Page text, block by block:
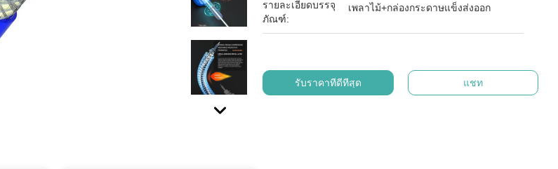
รายละเอียดบรรจุ
ภัณฑ์:
เพลาไม้+กล่องกระดาษแข็งส่งออก
รับราคาที่ดีที่สุด แชท